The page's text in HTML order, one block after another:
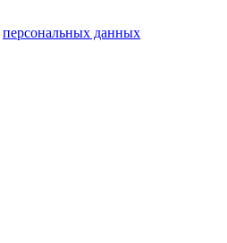
персональных данных